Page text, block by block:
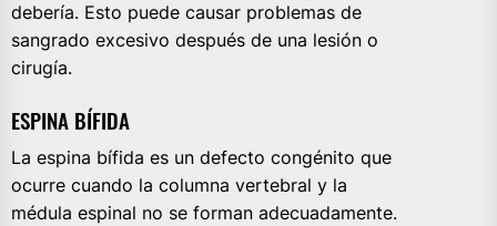
debería. Esto puede causar problemas de
sangrado excesivo después de una lesión o
cirugía.
ESPINA BÍFIDA
La espina bífida es un defecto congénito que
ocurre cuando la columna vertebral y la
médula espinal no se forman adecuadamente.